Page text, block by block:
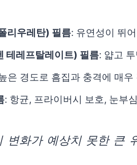
리우레탄) 필름: 유연성이 뛰
테레프탈레이트) 필름: 얇고
은 경도로 흠집과 충격에 매
: 항균, 프라이버시 보호, 눈부
변화가 예상치 못한 큰